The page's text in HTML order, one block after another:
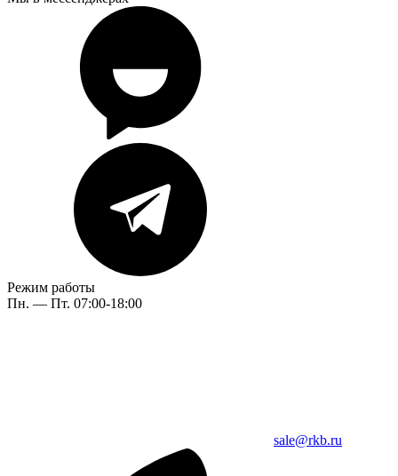
Режим работы
Пн. — Пт. 07:00-18:00
sale@rkb.ru